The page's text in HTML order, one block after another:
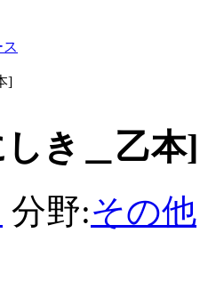
]
しき＿乙本]
分野:その他